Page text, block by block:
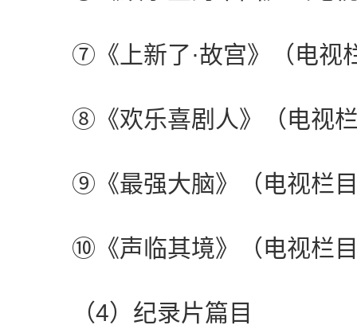
⑦《上新了·故宫》（电视
⑧《欢乐喜剧人》（电视栏
⑨《最强大脑》（电视栏目
⑩《声临其境》（电视栏目
（4）纪录片篇目